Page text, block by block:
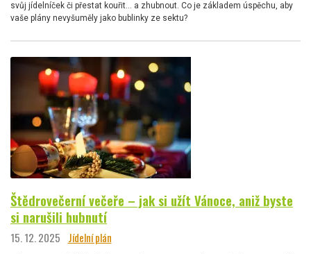
svůj jídelníček či přestat kouřit… a zhubnout. Co je základem úspěchu, aby
vaše plány nevyšuměly jako bublinky ze sektu?
Štědrovečerní večeře – jak si užít Vánoce, aniž byste
si narušili hubnutí
15. 12. 2025 Jídelní plán